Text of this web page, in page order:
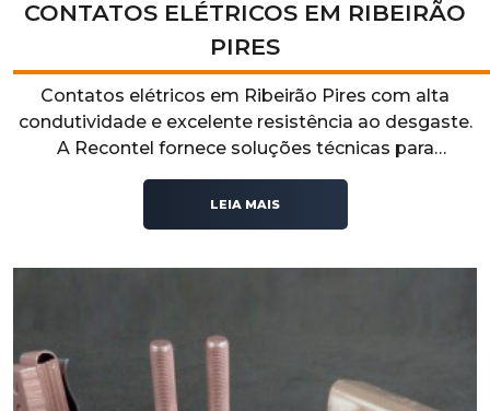
CONTATOS ELÉTRICOS EM RIBEIRÃO
PIRES
Contatos elétricos em Ribeirão Pires com alta
condutividade e excelente resistência ao desgaste.
A Recontel fornece soluções técnicas para
aplicações industriais que exigem desempenho,
durabilidade e confiabilidade operacional.
LEIA MAIS